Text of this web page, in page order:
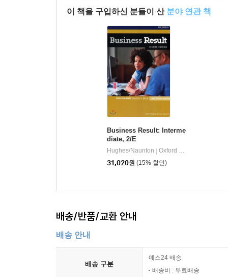
이 책을 구입하신 분들이 산 분야 연관 책
Business Result: Interme
diate, 2/E
Hughes/Naunton
Oxford Publishing
31,020원 (15% 할인)
배송/반품/교환 안내
배송 안내
배송 구분
예스24 배송
배송비 : 무료배송